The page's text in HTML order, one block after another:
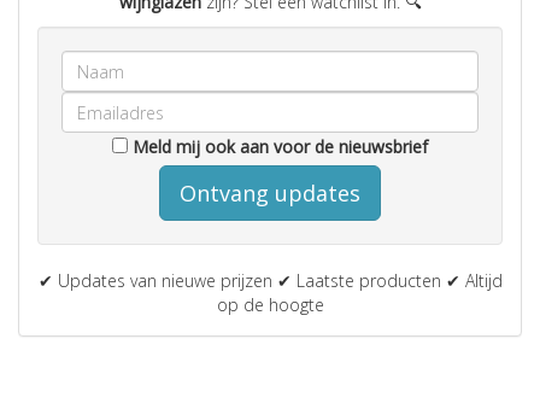
Meld mij ook aan voor de nieuwsbrief
Ontvang updates
✔ Updates van nieuwe prijzen ✔ Laatste producten ✔ Altijd
op de hoogte